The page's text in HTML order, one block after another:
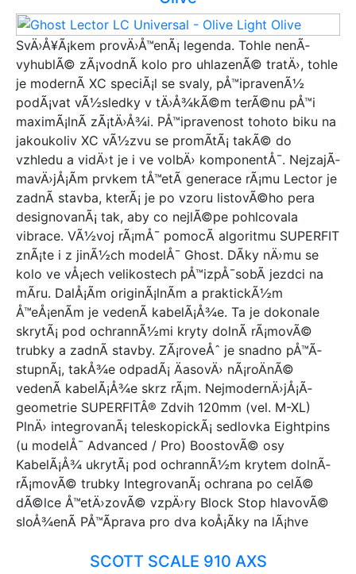
SvÄ›Å¥Ã¡kem provÄ›Å™enÃ¡ legenda. Tohle nenÃ­
vyhublÃ© zÃ¡vodnÃ­ kolo pro uhlazenÃ© tratÄ›, tohle
je modernÃ­ XC speciÃ¡l se svaly, pÅ™ipravenÃ½
podÃ¡vat vÃ½sledky v tÄ›Å¾kÃ©m terÃ©nu pÅ™i
maximÃ¡lnÃ­ zÃ¡tÄ›Å¾i. PÅ™ipravenost tohoto biku na
jakoukoliv XC vÃ½zvu se promÃ­tÃ¡ takÃ© do
vzhledu a vidÄ›t je i ve volbÄ› komponentÅ¯. NejzajÃ­
mavÄ›jÅ¡Ã­m prvkem tÅ™etÃ­ generace rÃ¡mu Lector je
zadnÃ­ stavba, kterÃ¡ je po vzoru listovÃ©ho pera
designovanÃ¡ tak, aby co nejlÃ©pe pohlcovala
vibrace. VÃ½voj rÃ¡mÅ¯ pomocÃ­ algoritmu SUPERFIT
znÃ¡te i z jinÃ½ch modelÅ¯ Ghost. DÃ­ky nÄ›mu se
kolo ve vÅ¡ech velikostech pÅ™izpÅ¯sobÃ­ jezdci na
mÃ­ru. DalÅ¡Ã­m originÃ¡lnÃ­m a praktickÃ½m
Å™eÅ¡enÃ­m je vedenÃ­ kabelÃ¡Å¾e. Ta je dokonale
skrytÃ¡ pod ochrannÃ½mi kryty dolnÃ­ rÃ¡movÃ©
trubky a zadnÃ­ stavby. ZÃ¡roveÅˆ je snadno pÅ™Ã­
stupnÃ¡, takÅ¾e odpadÃ¡ ÄasovÄ› nÃ¡roÄnÃ©
vedenÃ­ kabelÃ¡Å¾e skrz rÃ¡m. NejmodernÄ›jÅ¡Ã­
geometrie SUPERFITÂ® Zdvih 120mm (vel. M-XL)
PlnÄ› integrovanÃ¡ teleskopickÃ¡ sedlovka Eightpins
(u modelÅ¯ Advanced / Pro) BoostovÃ© osy
KabelÃ¡Å¾ ukrytÃ¡ pod ochrannÃ½m krytem dolnÃ­
rÃ¡movÃ© trubky IntegrovanÃ¡ ochrana po celÃ©
dÃ©lce Å™etÄ›zovÃ© vzpÄ›ry Block Stop hlavovÃ©
sloÅ¾enÃ­ PÅ™Ã­prava pro dva koÅ¡Ã­ky na lÃ¡hve
SCOTT SCALE 910 AXS